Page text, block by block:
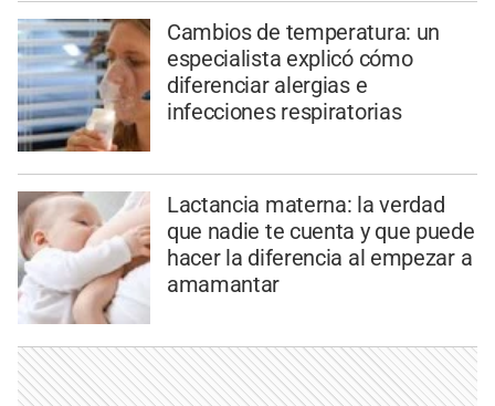
Cambios de temperatura: un
especialista explicó cómo
diferenciar alergias e
infecciones respiratorias
Lactancia materna: la verdad
que nadie te cuenta y que puede
hacer la diferencia al empezar a
amamantar